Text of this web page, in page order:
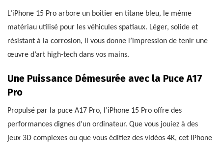
L’iPhone 15 Pro arbore un boîtier en titane bleu, le même
matériau utilisé pour les véhicules spatiaux. Léger, solide et
résistant à la corrosion, il vous donne l’impression de tenir une
œuvre d’art high-tech dans vos mains.
Une Puissance Démesurée avec la Puce A17
Pro
Propulsé par la puce A17 Pro, l’iPhone 15 Pro offre des
performances dignes d’un ordinateur. Que vous jouiez à des
jeux 3D complexes ou que vous éditiez des vidéos 4K, cet iPhone